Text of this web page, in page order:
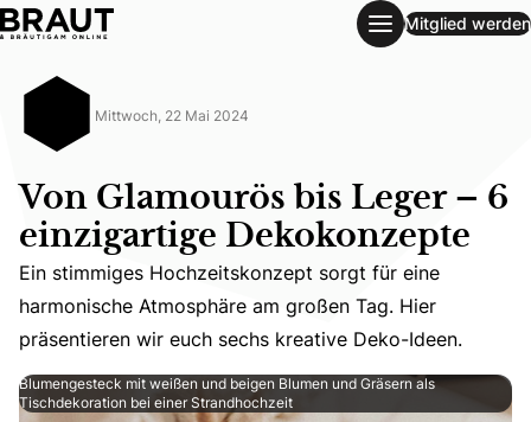
Von Glamourös bis Leger – 6 einzigartige Dekokonzepte
Mitglied werden
Mittwoch, 22 Mai 2024
Von Glamourös bis Leger – 6
einzigartige Dekokonzepte
Ein stimmiges Hochzeitskonzept sorgt für eine
Ein stimmiges Hochzeitskonzept sorgt für eine
harmonische Atmosphäre am großen Tag. Hier
präsentieren wir euch sechs kreative Deko-Ideen.
Blumengesteck mit weißen und beigen Blumen und Gräsern als
Tischdekoration bei einer Strandhochzeit